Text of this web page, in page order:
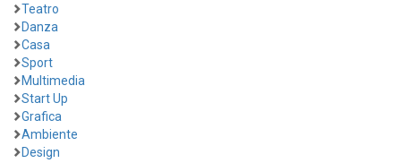
Teatro
Danza
Casa
Sport
Multimedia
Start Up
Grafica
Ambiente
Design